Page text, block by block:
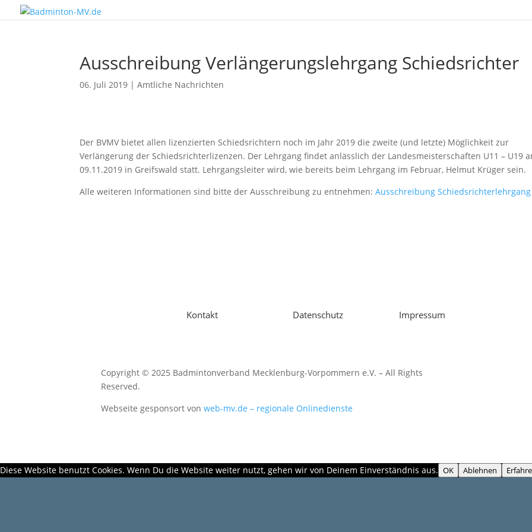
Ausschreibung Verlängerungslehrgang Schiedsrichter
06. Juli 2019 |Amtliche Nachrichten
Der BVMV bietet allen lizenzierten Schiedsrichtern noch im Jahr 2019 die zweite (und letzte) Möglichkeit zur
Verlängerung der Schiedsrichterlizenzen. Der Lehrgang findet anlässlich der Landesmeisterschaften U11 – U19
09.11.2019 in Greifswald statt. Lehrgangsleiter wird, wie bereits beim Lehrgang im Februar, Helmut Krüger sein.
Alle weiteren Informationen sind bitte der Ausschreibung zu entnehmen:Ausschreibung Schiedsrichterlehrgang
Kontakt Datenschutz Impressum
Copyright © 2025 Badmintonverband Mecklenburg-Vorpommern e.V. – All Rights
Reserved.
Webseite gesponsort vonweb-mv.de – regionale Onlinedienste
Diese Website benutzt Cookies. Wenn Du die Website weiter nutzt, gehen wir von Deinem Einverständnis aus. OK Ablehnen